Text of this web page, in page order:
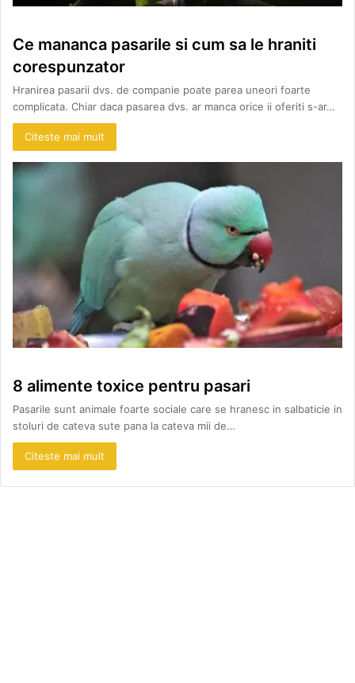
Ce mananca pasarile si cum sa le hraniti
corespunzator
Hranirea pasarii dvs. de companie poate parea uneori foarte
complicata. Chiar daca pasarea dvs. ar manca orice ii oferiti s-ar…
Citeste mai mult
8 alimente toxice pentru pasari
Pasarile sunt animale foarte sociale care se hranesc in salbaticie in
stoluri de cateva sute pana la cateva mii de…
Citeste mai mult